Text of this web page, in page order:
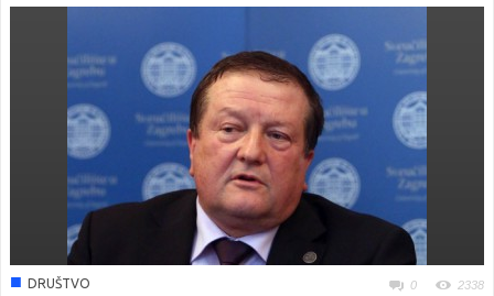
■ DRUŠTVO 0 2338